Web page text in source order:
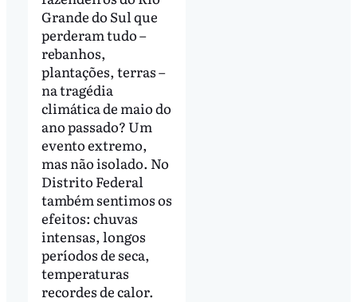
Grande do Sul que
perderam tudo –
rebanhos,
plantações, terras –
na tragédia
climática de maio do
ano passado? Um
evento extremo,
mas não isolado. No
Distrito Federal
também sentimos os
efeitos: chuvas
intensas, longos
períodos de seca,
temperaturas
recordes de calor.